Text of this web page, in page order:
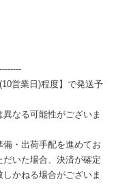
営業日)程度】で発送予
なる可能性がございま
・出荷手配を進めてお
いた場合、決済が確定
かねる場合がございま